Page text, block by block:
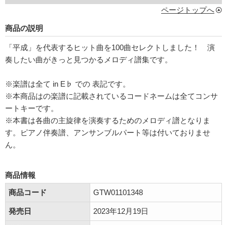
ページトップへ
商品の説明
「平成」を代表するヒット曲を100曲セレクトしました！ 演
奏したい曲がきっと見つかるメロディ譜集です。
※楽譜は全て in E♭ での 表記です。
※本商品はの楽譜に記載されているコードネームは全てコンサ
ートキーです。
※本書は各曲の主旋律を演奏するためのメロディ譜となりま
す。ピアノ伴奏譜、アンサンブルパート等は付いておりませ
ん。
商品情報
商品コード
GTW01101348
発売日 2023年12月19日